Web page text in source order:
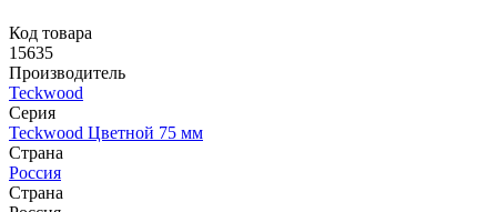
Код товара
15635
Производитель
Teckwood
Серия
Teckwood Цветной 75 мм
Страна
Россия
Страна